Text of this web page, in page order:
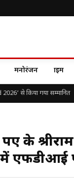
मनोरंजन क्राइम
से किया गया सम्मानित
के
में एफडीआई